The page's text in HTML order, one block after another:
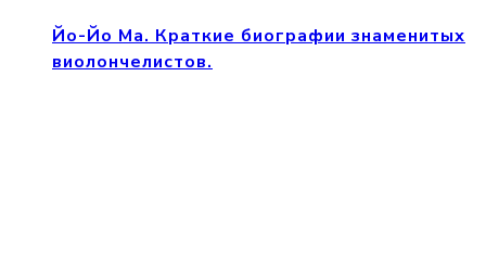
Йо-Йо Ма. Краткие биографии знаменитых
виолончелистов.